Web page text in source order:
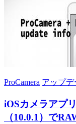
ProCamera アップデ
iOSカメラアプ
（10.0.1）で